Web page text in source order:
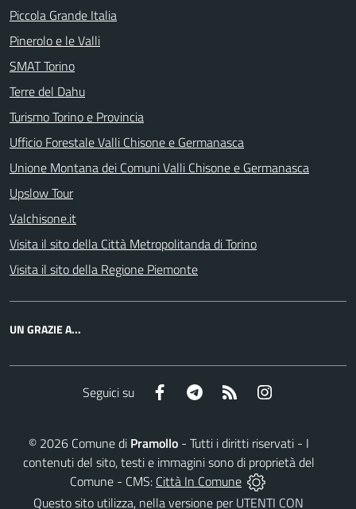
Piccola Grande Italia
Pinerolo e le Valli
SMAT Torino
Terre del Dahu
Turismo Torino e Provincia
Ufficio Forestale Valli Chisone e Germanasca
Unione Montana dei Comuni Valli Chisone e Germanasca
Upslow Tour
Valchisone.it
Visita il sito della Città Metropolitanda di Torino
Visita il sito della Regione Piemonte
UN GRAZIE A...
Seguici su Facebook Telegram RSS
© 2026Comune di Pramollo- Tutti i diritti riservati - I
contenuti del sito, testi e immagini sono di proprietà del
Comune - CMS: Città In Comune
Questo sito utilizza, nella versione per UTENTI CON